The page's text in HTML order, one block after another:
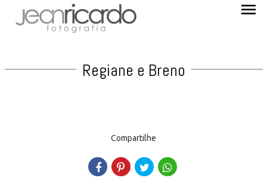
menu
Regiane e Breno
Compartilhe